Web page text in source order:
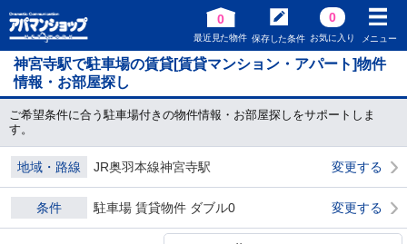
0
最近見た物件 保存した条件
0
お気に入り メニュー
神宮寺駅で駐車場の賃貸[賃貸マンション・アパート]物件
情報・お部屋探し
ご希望条件に合う駐車場付きの物件情報・お部屋探しをサポートしま
す。
地域・路線 JR奥羽本線神宮寺駅 変更する
条件 駐車場 賃貸物件 ダブル0 変更する